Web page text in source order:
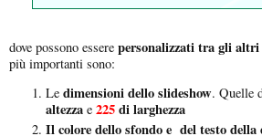
dove possono essere personalizzati tra gli
più importanti sono:
Le dimensioni dello slideshow. Quelle
altezza e 225di larghezza
Il colore dello sfondo e del testo della